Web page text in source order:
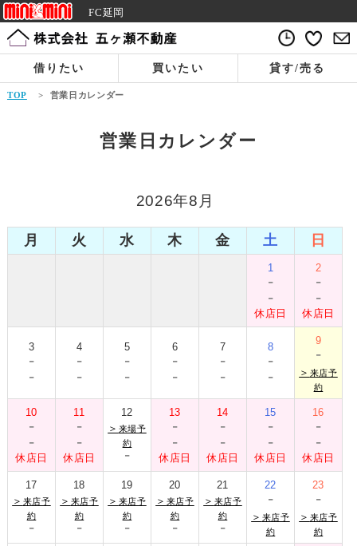
FC延岡
借りたい 買いたい 貸す/売る
TOP > 営業日カレンダー
営業日カレンダー
2026年8月
月 火 水 木 金 土 日
1
-
-
休店日
2
-
-
休店日
3
-
-
4
-
-
5
-
-
6
-
-
7
-
-
8
-
-
9
-
＞ 来店予
約
10
-
-
休店日
11
-
-
休店日
12
＞ 来場予
約
-
13
-
-
休店日
14
-
-
休店日
15
-
-
休店日
16
-
-
休店日
17
＞ 来店予
約
-
18
＞ 来店予
約
-
19
＞ 来店予
約
-
20
＞ 来店予
約
-
21
＞ 来店予
約
-
22
-
＞ 来店予
約
23
-
＞ 来店予
約